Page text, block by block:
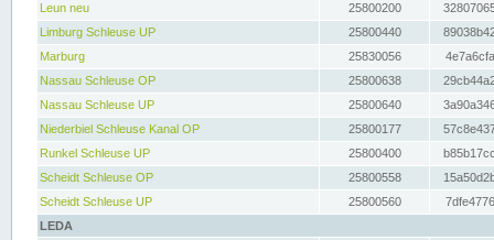
Leun neu
25800200
Limburg Schleuse UP
25800440
Marburg
25830056
Nassau Schleuse OP
25800638
Nassau Schleuse UP
25800640
Niederbiel Schleuse Kanal OP
25800177
Runkel Schleuse UP
25800400
Scheidt Schleuse OP
25800558
Scheidt Schleuse UP
25800560
LEDA